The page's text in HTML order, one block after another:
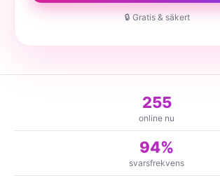
🔒 Gratis & säkert
255
online nu
94%
svarsfrekvens